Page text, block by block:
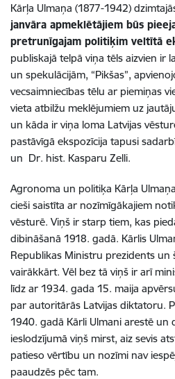
Kārļa Ulmaņa (1877-1942)
janvāra apmeklētājiem būs
pretrunīgajam politiķim veltītā
publiskajā telpā viņa tēls aizvien ir
un spekulācijām, “Pikšas”,
vecsaimniecības tēlu ar piemiņas
vieta atbilžu meklējumiem uz
un kāda ir viņa loma Latvijas
pastāvīgā ekspozīcija tapusi
un Dr. hist. Kasparu Zelli.
Agronoma un politiķa Kārļa
cieši saistīta ar nozīmīgākajiem
vēsturē. Viņš ir starp tiem, kas
dibināšanā 1918. gadā. Kārlis
Republikas Ministru prezidents un
vairākkārt. Vēl bez tā viņš ir arī
līdz ar 1934. gada 15. maija
par autoritārās Latvijas diktatoru.
1940. gadā Kārli Ulmani arestē un
ieslodzījumā viņš mirst, aiz sevis
patieso vērtību un nozīmi nav
paaudzēs pēc tam.